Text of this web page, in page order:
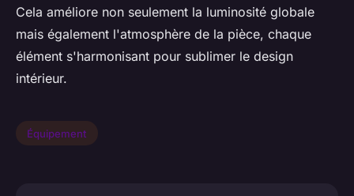
Cela améliore non seulement la luminosité globale
mais également l'atmosphère de la pièce, chaque
élément s'harmonisant pour sublimer le design
intérieur.
Équipement